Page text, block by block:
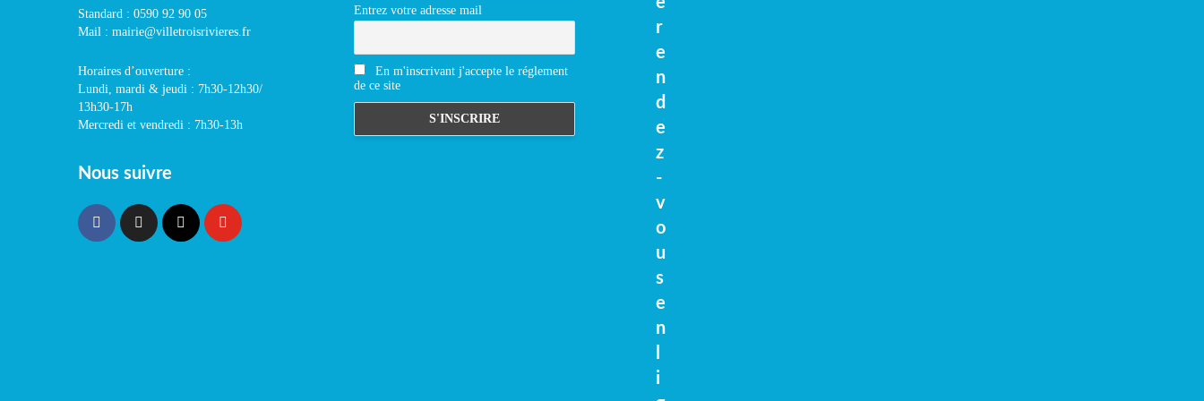
Standard : 0590 92 90 05
Mail : mairie@villetroisrivieres.fr
Horaires d’ouverture :
Lundi, mardi & jeudi : 7h30-12h30/
13h30-17h
Mercredi et vendredi : 7h30-13h
Nous suivre
Entrez votre adresse mail
En m'inscrivant j'accepte le réglement
de ce site
r
e
n
d
e
z
-
v
o
u
s
e
n
i